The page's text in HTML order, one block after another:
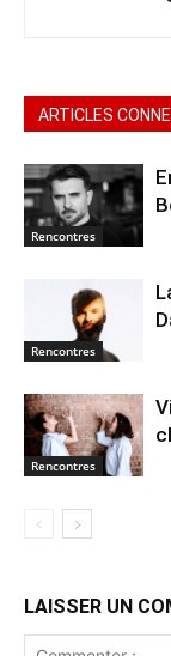
ARTICLES
Rencontres
Rencontres
Rencontres
LAISSER UN